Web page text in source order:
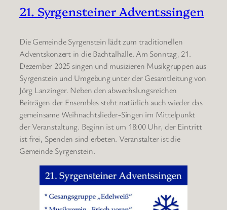
21. Syrgensteiner Adventssingen
Die Gemeinde Syrgenstein lädt zum traditionellen
Adventskonzert in die Bachtalhalle. Am Sonntag, 21.
Dezember 2025 singen und musizieren Musikgruppen aus
Syrgenstein und Umgebung unter der Gesamtleitung von
Jörg Lanzinger. Neben den abwechslungsreichen
Beiträgen der Ensembles steht natürlich auch wieder das
gemeinsame Weihnachtslieder-Singen im Mittelpunkt
der Veranstaltung. Beginn ist um 18:00 Uhr, der Eintritt
ist frei, Spenden sind erbeten. Veranstalter ist die
Gemeinde Syrgenstein.